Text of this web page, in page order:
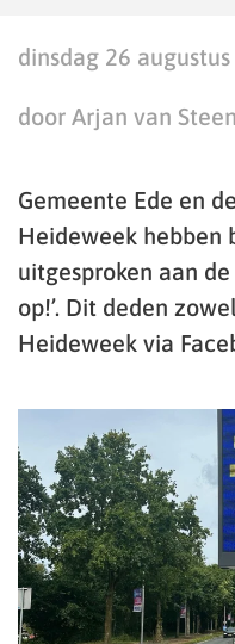
dinsdag 26
door Arjan van Steen
Gemeente Ede en
Heideweek hebben
uitgesproken aan
op!’. Dit deden
Heideweek via